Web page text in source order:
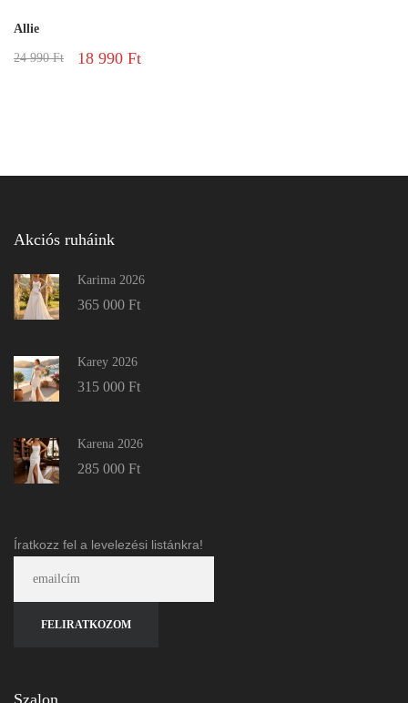
Allie
24 990Ft 18 990 Ft
Akciós ruháink
Karima 2026
365 000 Ft
Karey 2026
315 000 Ft
Karena 2026
285 000 Ft
Íratkozz fel a levelezési listánkra!
Szalon